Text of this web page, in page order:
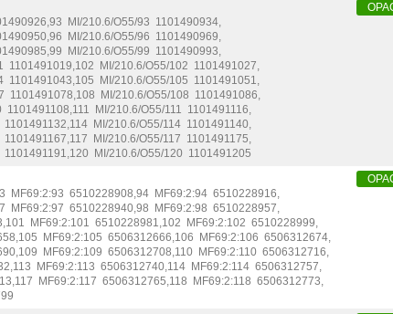
,93 MI/210.6/O55/93 1101490934,
,96 MI/210.6/O55/96 1101490969,
,99 MI/210.6/O55/99 1101490993,
1101491019,102 MI/210.6/O55/102 1101491027,
1101491043,105 MI/210.6/O55/105 1101491051,
1101491078,108 MI/210.6/O55/108 1101491086,
1101491108,111 MI/210.6/O55/111 1101491116,
1101491132,114 MI/210.6/O55/114 1101491140,
1101491167,117 MI/210.6/O55/117 1101491175,
1101491191,120 MI/210.6/O55/120 1101491205
MF69:2:93 6510228908,94 MF69:2:94 6510228916,
MF69:2:97 6510228940,98 MF69:2:98 6510228957,
,101 MF69:2:101 6510228981,102 MF69:2:102 6510228999,
,105 MF69:2:105 6506312666,106 MF69:2:106 6506312674,
,109 MF69:2:109 6506312708,110 MF69:2:110 6506312716,
,113 MF69:2:113 6506312740,114 MF69:2:114 6506312757,
,117 MF69:2:117 6506312765,118 MF69:2:118 6506312773,